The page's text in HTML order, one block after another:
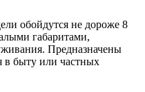
обойдутся не дороже 8
габаритами,
Предназначены
в быту или частных